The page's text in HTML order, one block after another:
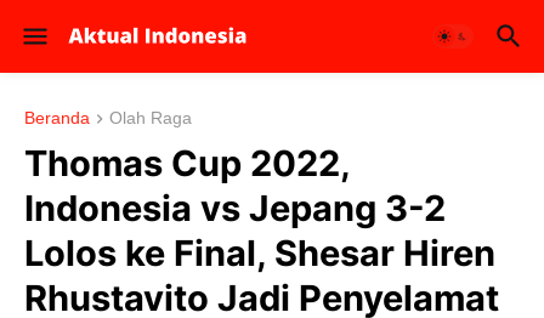
Beranda Olah Raga
Thomas Cup 2022,
Indonesia vs Jepang 3-2
Lolos ke Final, Shesar Hiren
Rhustavito Jadi Penyelamat